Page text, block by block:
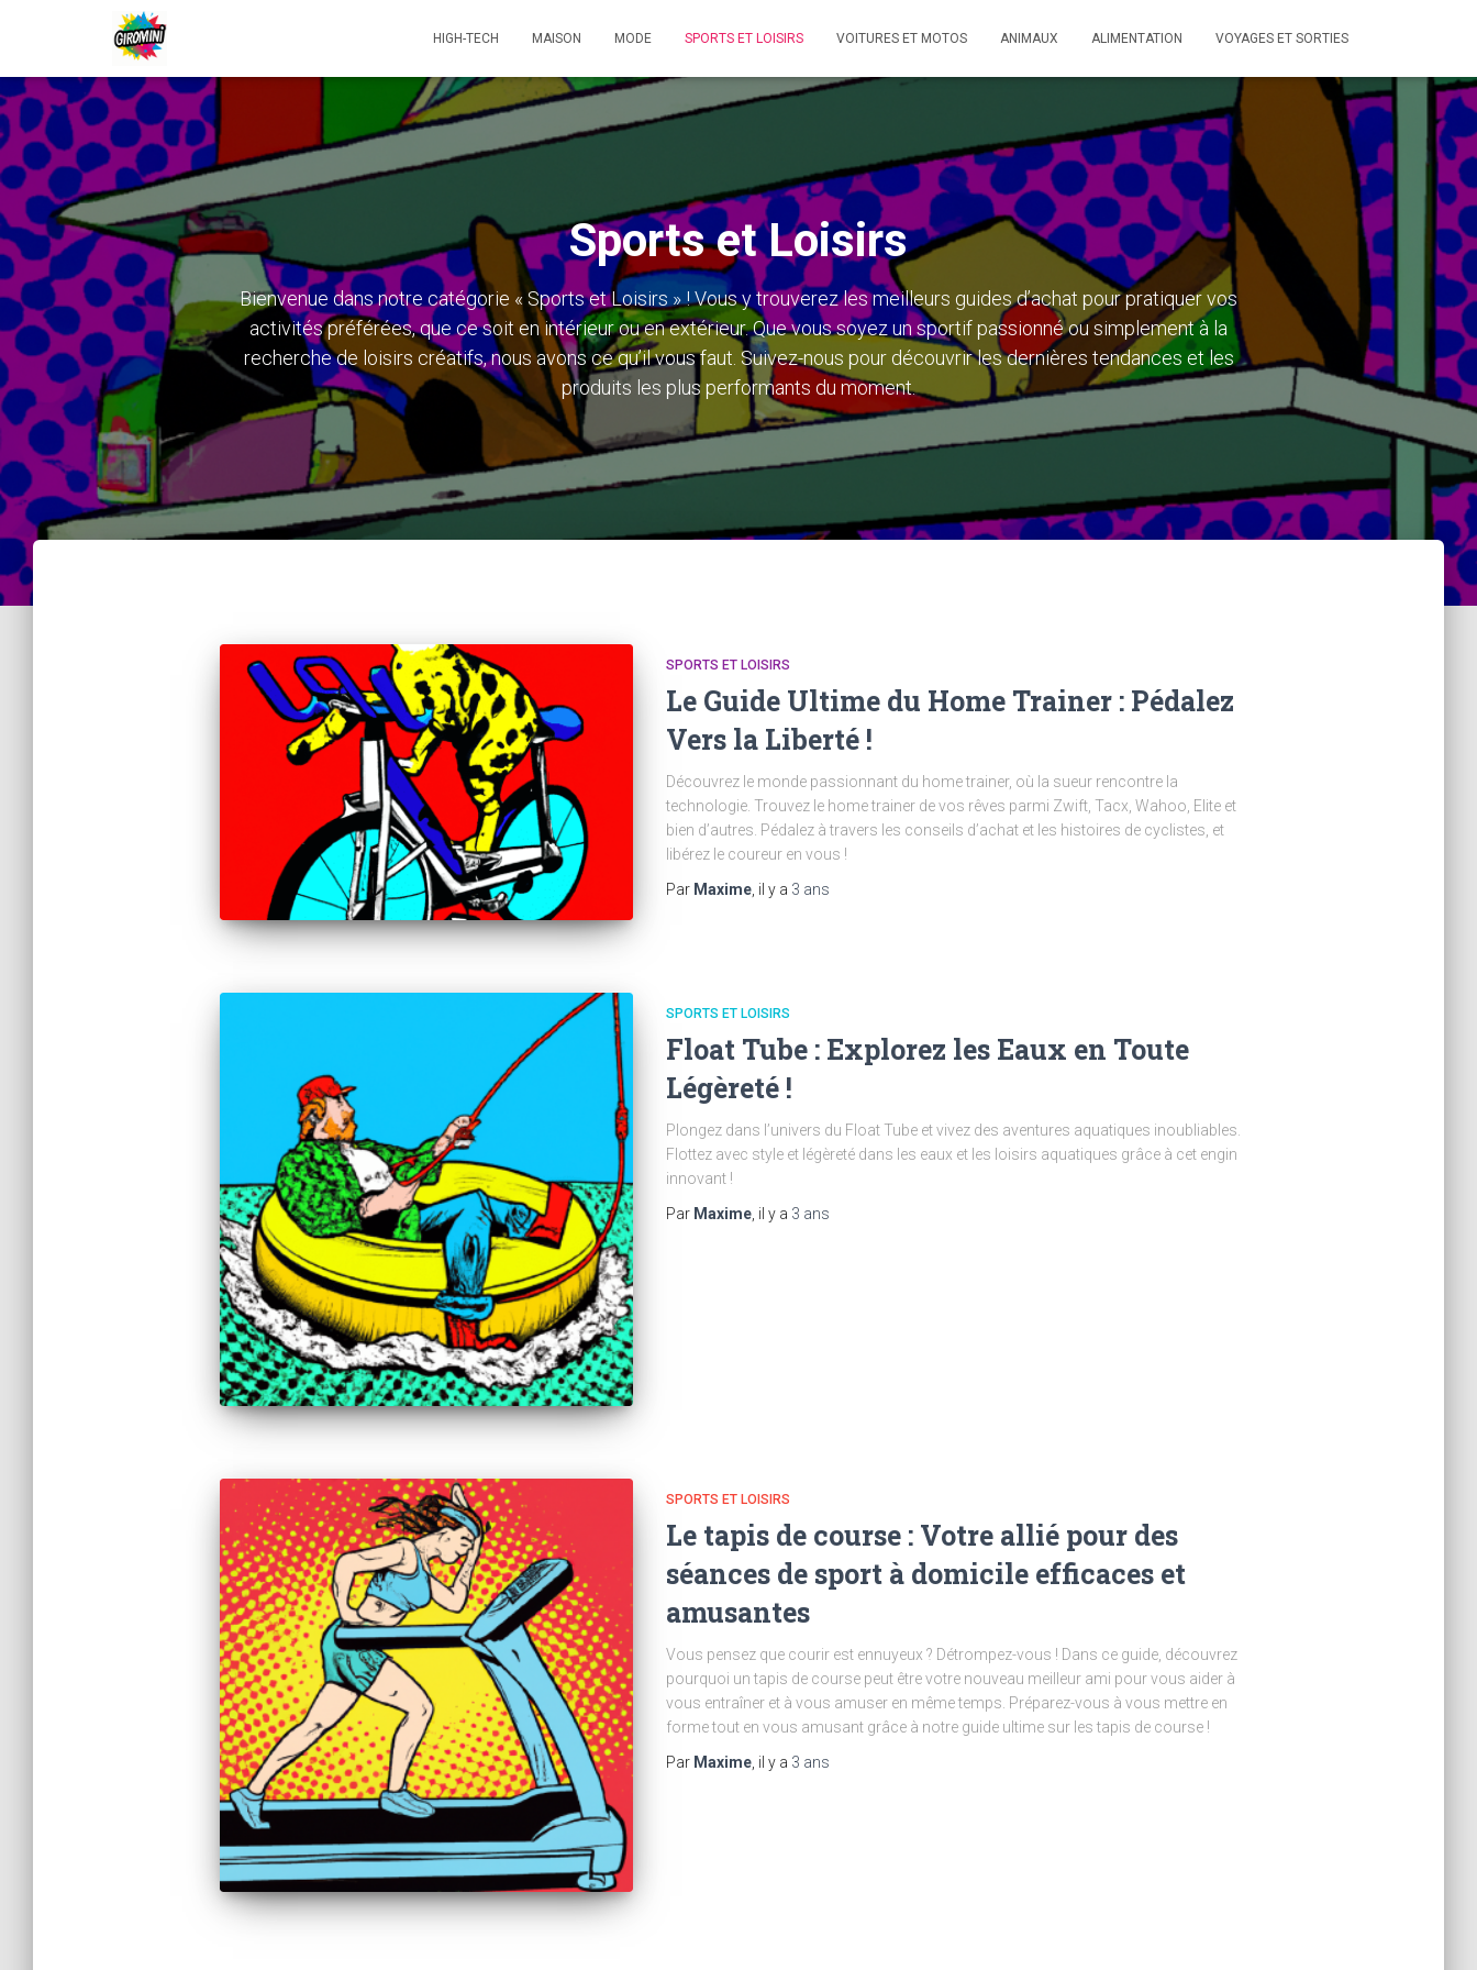
HIGH-TECH MAISON MODE SPORTS ET LOISIRS VOITURES ET MOTOS ANIMAUX ALIMENTATION VOYAGES ET SORTIES
Sports et Loisirs
Bienvenue dans notre catégorie « Sports et Loisirs » ! Vous y trouverez les meilleurs guides d’achat pour pratiquer vos
activités préférées, que ce soit en intérieur ou en extérieur. Que vous soyez un sportif passionné ou simplement à la
recherche de loisirs créatifs, nous avons ce qu’il vous faut. Suivez-nous pour découvrir les dernières tendances et les
produits les plus performants du moment.
SPORTS ET LOISIRS
Le Guide Ultime du Home Trainer : Pédalez
Vers la Liberté !
Découvrez le monde passionnant du home trainer, où la sueur rencontre la
technologie. Trouvez le home trainer de vos rêves parmi Zwift, Tacx, Wahoo, Elite et
bien d’autres. Pédalez à travers les conseils d’achat et les histoires de cyclistes, et
libérez le coureur en vous !
Par Maxime, il y a 3 ans
SPORTS ET LOISIRS
Float Tube : Explorez les Eaux en Toute
Légèreté !
Plongez dans l’univers du Float Tube et vivez des aventures aquatiques inoubliables.
Flottez avec style et légèreté dans les eaux et les loisirs aquatiques grâce à cet engin
innovant !
Par Maxime, il y a 3 ans
SPORTS ET LOISIRS
Le tapis de course : Votre allié pour des
séances de sport à domicile efficaces et
amusantes
Vous pensez que courir est ennuyeux ? Détrompez-vous ! Dans ce guide, découvrez
pourquoi un tapis de course peut être votre nouveau meilleur ami pour vous aider à
vous entraîner et à vous amuser en même temps. Préparez-vous à vous mettre en
forme tout en vous amusant grâce à notre guide ultime sur les tapis de course !
Par Maxime, il y a 3 ans